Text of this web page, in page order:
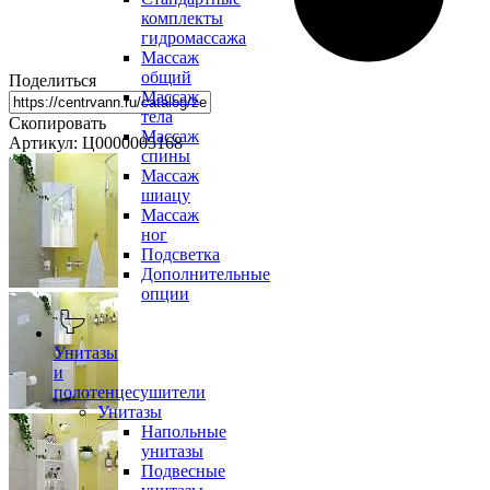
комплекты
гидромассажа
Массаж
общий
Массаж
тела
Массаж
спины
Массаж
шиацу
Массаж
ног
Подсветка
Дополнительные
опции
Унитазы
и
полотенцесушители
Унитазы
Напольные
унитазы
Подвесные
Поделиться
Скопировать
Артикул: Ц0000005168